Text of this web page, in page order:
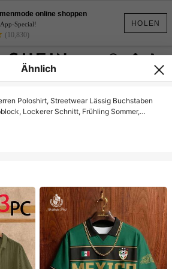
HOLEN
online shoppen
Special!
(10,830)
Ähnlich
Poloshirt, Streetwear Lässig Buchstaben
Lockerer Schnitt, Frühling Sommer,